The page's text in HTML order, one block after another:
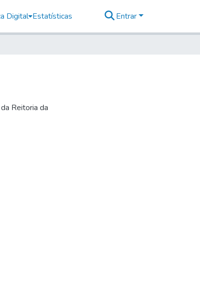
Digital Estatísticas Entrar
Reitoria da